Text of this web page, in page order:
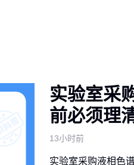
实验室采
前必须理
13小时前
实验室采购液相色